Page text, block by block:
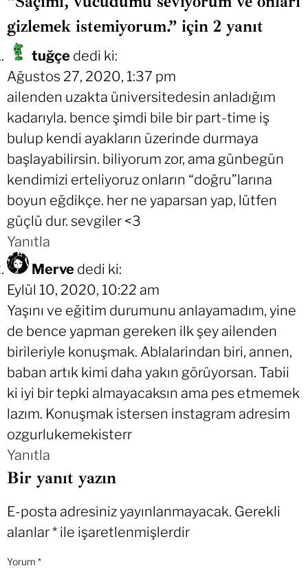
gizlemek istemiyorum.” için 2 yanıt
tuğçe dedi ki:
Ağustos 27, 2020, 1:37 pm
ailenden uzakta üniversitedesin anladığım
kadarıyla. bence şimdi bile bir part-time iş
bulup kendi ayakların üzerinde durmaya
başlayabilirsin. biliyorum zor, ama günbegün
kendimizi erteliyoruz onların “doğru”larına
boyun eğdikçe. her ne yaparsan yap, lütfen
güçlü dur. sevgiler <3
Yanıtla
Merve dedi ki:
Eylül 10, 2020, 10:22 am
Yaşını ve eğitim durumunu anlayamadım, yine
de bence yapman gereken ilk şey ailenden
birileriyle konuşmak. Ablalarindan biri, annen,
baban artık kimi daha yakın görüyorsan. Tabii
ki iyi bir tepki almayacaksın ama pes etmemek
lazım. Konuşmak istersen instagram adresim
ozgurlukemekisterr
Yanıtla
Bir yanıt yazın
E-posta adresiniz yayınlanmayacak. Gerekli
alanlar* ile işaretlenmişlerdir
Yorum *